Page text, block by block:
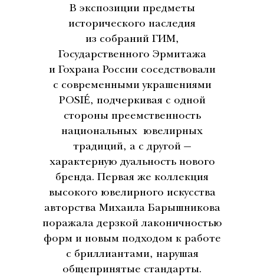
В экспозиции предметы
исторического наследия
из собраний ГИМ,
Государственного Эрмитажа
и Гохрана России соседствовали
с современными украшениями
POSIÉ, подчеркивая с одной
стороны преемственность
национальных ювелирных
традиций, а с другой —
характерную дуальность нового
бренда. Первая же коллекция
высокого ювелирного искусства
авторства Михаила Барышникова
поражала дерзкой лаконичностью
форм и новым подходом к работе
с бриллиантами, нарушая
общепринятые стандарты.